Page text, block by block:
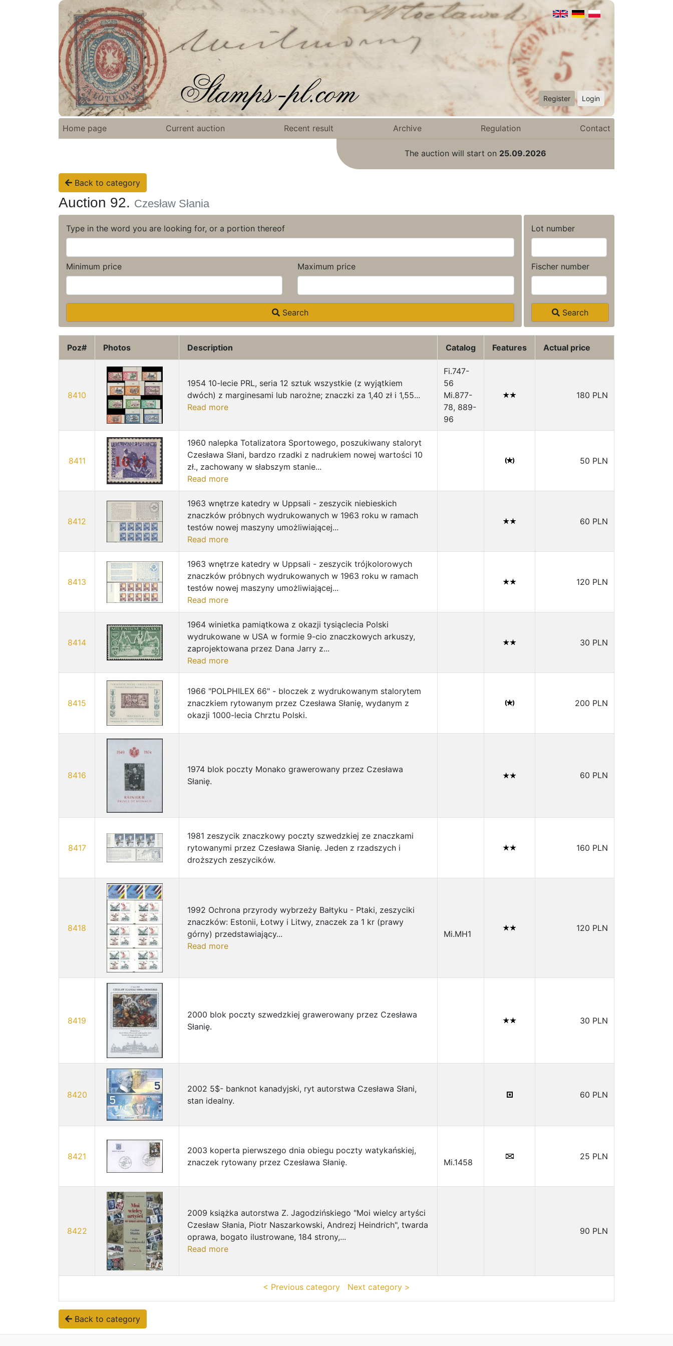
Register Login
Home page Current auction Recent result Archive Regulation Contact
The auction will start on 25.09.2026
Back to category
Auction 92. Czesław Słania
Type in the word you are looking for, or a portion thereof
Minimum price Maximum price
Search
Lot number
Fischer number
Search
Poz# Photos Description Catalog Features Actual price
8410
1954 10-lecie PRL, seria 12 sztuk wszystkie (z wyjątkiem
dwóch) z marginesami lub narożne; znaczki za 1,40 zł i 1,55...
Read more
Fi.747-
56
Mi.877-
78, 889-
96
180 PLN
8411
1960 nalepka Totalizatora Sportowego, poszukiwany staloryt
Czesława Słani, bardzo rzadki z nadrukiem nowej wartości 10
zł., zachowany w słabszym stanie...
Read more
50 PLN
8412
1963 wnętrze katedry w Uppsali - zeszycik niebieskich
znaczków próbnych wydrukowanych w 1963 roku w ramach
testów nowej maszyny umożliwiającej...
Read more
60 PLN
8413
1963 wnętrze katedry w Uppsali - zeszycik trójkolorowych
znaczków próbnych wydrukowanych w 1963 roku w ramach
testów nowej maszyny umożliwiającej...
Read more
120 PLN
8414
1964 winietka pamiątkowa z okazji tysiąclecia Polski
wydrukowane w USA w formie 9-cio znaczkowych arkuszy,
zaprojektowana przez Dana Jarry z...
Read more
30 PLN
8415
1966 "POLPHILEX 66" - bloczek z wydrukowanym stalorytem
znaczkiem rytowanym przez Czesława Słanię, wydanym z
okazji 1000-lecia Chrztu Polski.
200 PLN
8416
1974 blok poczty Monako grawerowany przez Czesława
Słanię.
60 PLN
8417
1981 zeszycik znaczkowy poczty szwedzkiej ze znaczkami
rytowanymi przez Czesława Słanię. Jeden z rzadszych i
droższych zeszycików.
160 PLN
8418
1992 Ochrona przyrody wybrzeży Bałtyku - Ptaki, zeszyciki
znaczków: Estonii, Łotwy i Litwy, znaczek za 1 kr (prawy
górny) przedstawiający...
Read more
Mi.MH1
120 PLN
8419
2000 blok poczty szwedzkiej grawerowany przez Czesława
Słanię.
30 PLN
8420
2002 5$- banknot kanadyjski, ryt autorstwa Czesława Słani,
stan idealny.
60 PLN
8421
2003 koperta pierwszego dnia obiegu poczty watykańskiej,
znaczek rytowany przez Czesława Słanię.
Mi.1458
25 PLN
8422
2009 książka autorstwa Z. Jagodzińskiego "Moi wielcy artyści
Czesław Słania, Piotr Naszarkowski, Andrezj Heindrich", twarda
oprawa, bogato ilustrowane, 184 strony,...
Read more
90 PLN
< Previous category Next category >
Back to category